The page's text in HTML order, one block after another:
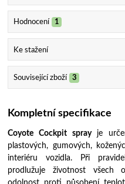
Hodnocení 1
Ke stažení
Související zboží 3
Kompletní specifikace
Coyote Cockpit spray je
plastových, gumových,
interiéru vozidla. Při
prodlužuje životnost všech